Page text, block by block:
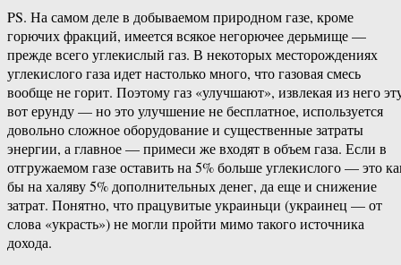
PS. На самом деле в добываемом природном газе, кроме
горючих фракций, имеется всякое негорючее дерьмище —
прежде всего углекислый газ. В некоторых месторождениях
углекислого газа идет настолько много, что газовая смесь
вообще не горит. Поэтому газ «улучшают», извлекая из него
вот ерунду — но это улучшение не бесплатное, используется
довольно сложное оборудование и существенные затраты
энергии, а главное — примеси же входят в объем газа. Если в
отгружаемом газе оставить на 5% больше углекислого — это
бы на халяву 5% дополнительных денег, да еще и снижение
затрат. Понятно, что працувитые украиньци (украинец — от
слова «украсть») не могли пройти мимо такого источника
дохода.